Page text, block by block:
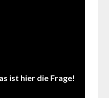
ist hier die Frage!